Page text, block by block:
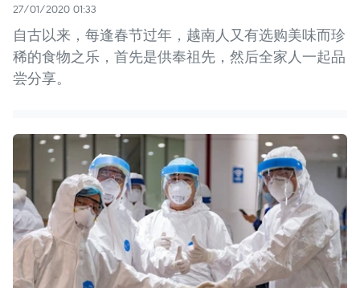
27/01/2020 01:33
自古以来，每逢春节过年，越南人又有选购美味而珍
稀的食物之乐，首先是供奉祖先，然后全家人一起品
尝分享。